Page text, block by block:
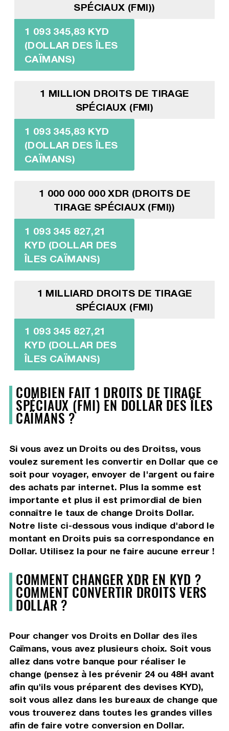
SPÉCIAUX (FMI))
1 093 345,83 KYD
(DOLLAR DES ÎLES
CAÏMANS)
1 MILLION DROITS DE TIRAGE
SPÉCIAUX (FMI)
1 093 345,83 KYD
(DOLLAR DES ÎLES
CAÏMANS)
1 000 000 000 XDR (DROITS DE
TIRAGE SPÉCIAUX (FMI))
1 093 345 827,21
KYD (DOLLAR DES
ÎLES CAÏMANS)
1 MILLIARD DROITS DE TIRAGE
SPÉCIAUX (FMI)
1 093 345 827,21
KYD (DOLLAR DES
ÎLES CAÏMANS)
COMBIEN FAIT 1 DROITS DE TIRAGE
SPÉCIAUX (FMI) EN DOLLAR DES ÎLES
CAÏMANS ?
Si vous avez un Droits ou des Droitss, vous
voulez surement les convertir en Dollar que ce
soit pour voyager, envoyer de l'argent ou faire
des achats par internet. Plus la somme est
importante et plus il est primordial de bien
connaître le taux de change Droits Dollar.
Notre liste ci-dessous vous indique d'abord le
montant en Droits puis sa correspondance en
Dollar. Utilisez la pour ne faire aucune erreur !
COMMENT CHANGER XDR EN KYD ?
COMMENT CONVERTIR DROITS VERS
DOLLAR ?
Pour changer vos Droits en Dollar des îles
Caïmans, vous avez plusieurs choix. Soit vous
allez dans votre banque pour réaliser le
change (pensez à les prévenir 24 ou 48H avant
afin qu'ils vous préparent des devises KYD),
soit vous allez dans les bureaux de change que
vous trouverez dans toutes les grandes villes
afin de faire votre conversion en Dollar.